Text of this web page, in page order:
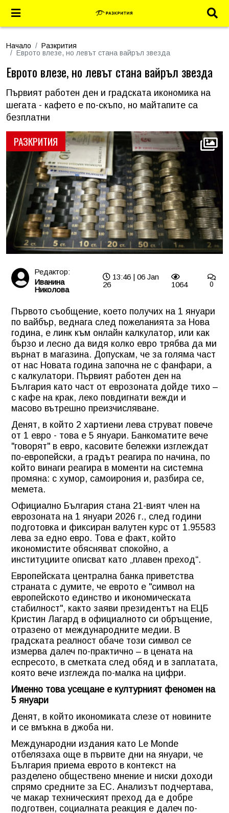
Начало
Разкрития
Еврото влезе, но левът стана вайръл звезда
РАЗКРИТИЯ
Еврото влезе, но левът стана вайръл звезда
Първият работен ден и градската икономика на
шегата - кафето е по-скъпо, но майтапите са
безплатни
Редактор:
Иванина
Николова
13:46 | 06 Jan
26
1064 0
Първото съобщение, което получих на 1 януари
по вайбър, веднага след пожеланията за Нова
година, е линк към онлайн калкулатор, или как
бързо и лесно да видя колко евро трябва да ми
върнат в магазина. Допускам, че за голяма част
от нас Новата година започна не с фанфари, а
с калкулатори. Първият работен ден на
България като част от еврозоната дойде тихо –
с кафе на крак, леко повдигнати вежди и
масово вътрешно преизчисляване.
Денят, в който 2 хартиени лева струват повече
от 1 евро - това е 5 януари. Банкоматите вече
"говорят" в евро, касовите бележки изглеждат
по-европейски, а градът реагира по начина, по
който винаги реагира в моменти на системна
промяна: с хумор, самоирония и, разбира се,
мемета.
Официално България стана 21-вият член на
еврозоната на 1 януари 2026 г., след години
подготовка и фиксиран валутен курс от 1.95583
лева за едно евро. Това е факт, който
икономистите обясняват спокойно, а
институциите описват като „плавен преход“.
Европейската централна банка приветства
страната с думите, че еврото е "символ на
европейското единство и икономическата
стабилност", както заяви президентът на ЕЦБ
Кристин Лагард в официалното си обръщение,
отразено от международните медии. В
градската реалност обаче този символ се
измерва далеч по-практично – в цената на
еспресото, в сметката след обяд и в заплатата,
която вече изглежда по-малка на цифри.
Именно това усещане е културният феномен на
5 януари
Денят, в който икономиката слезе от новините
и се вмъкна в джоба ни.
Международни издания като Le Monde
отбелязаха още в първите дни на януари, че
България приема еврото в контекст на
разделено обществено мнение и ниски доходи
спрямо средните за ЕС. Анализът подчертава,
че макар техническият преход да е добре
подготвен, социалната реакция е далеч по-